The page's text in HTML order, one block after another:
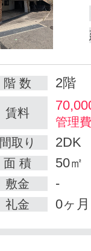
階 数 2階
賃料
管理
間取り
2DK
面 積 50㎡
敷金 -
礼金 0ヶ月